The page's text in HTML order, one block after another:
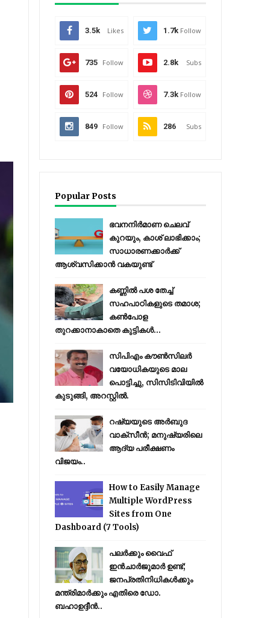
3.5k Likes 1.7k Follow
735 Follow 2.8k Subs
524 Follow 7.3k Follow
849 Follow 286 Subs
Popular Posts
ഭവനനിർമാണ ചെലവ്
കുറയും, കാശ് ലാഭിക്കാം;
സാധാരണക്കാർക്ക്
ആശ്വസിക്കാൻ വകയുണ്ട്
കണ്ണിൽ പശ തേച്ച്
സഹപാഠികളുടെ തമാശ;
കൺപോള
തുറക്കാനാകാതെ കുട്ടികൾ...
സിപിഎം കൗണ്‍സിലര്‍
വയോധികയുടെ മാല
പൊട്ടിച്ചു, സിസിടിവിയില്‍
കുടുങ്ങി, അറസ്റ്റില്‍.
റഷ്യയുടെ അര്‍ബുദ
വാക്‌സീന്‍; മനുഷ്യരിലെ
ആദ്യ പരീക്ഷണം
വിജയം..
How to Easily Manage
Multiple WordPress
Sites from One
Dashboard (7 Tools)
പലർക്കും വൈഫ്
ഇൻചാർജുമാർ ഉണ്ട്;
ജനപ്രതിനിധികൾക്കും
മന്ത്രിമാർക്കും എതിരെ ഡോ.
ബഹാഉദ്ദീൻ..